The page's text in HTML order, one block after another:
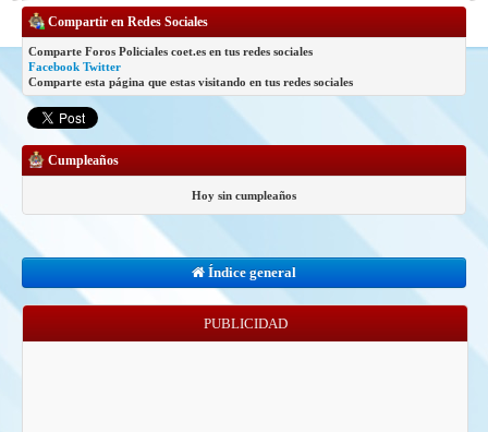
Compartir en Redes Sociales
Comparte Foros Policiales coet.es en tus redes sociales
Facebook Twitter
Comparte esta página que estas visitando en tus redes sociales
Cumpleaños
Hoy sin cumpleaños
Índice general
PUBLICIDAD